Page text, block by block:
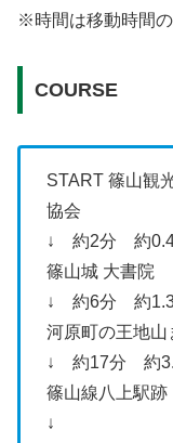
※時間は移動時間
COURSE
START 篠山観
協会
↓ 約2分 約0.4
篠山城 大書院
↓ 約6分 約1.3
河原町の王地
↓ 約17分 約
篠山線八上駅跡
↓